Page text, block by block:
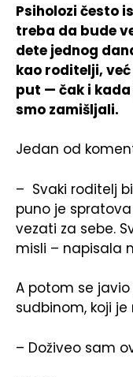
Psiholozi često
treba da bude
dete jednog
kao roditelji,
put — čak i
smo zamišljali.
Jedan od
– Svaki roditelj
puno je
vezati za sebe.
misli – napisala
A potom se
sudbinom, koji je
– Doživeo sam